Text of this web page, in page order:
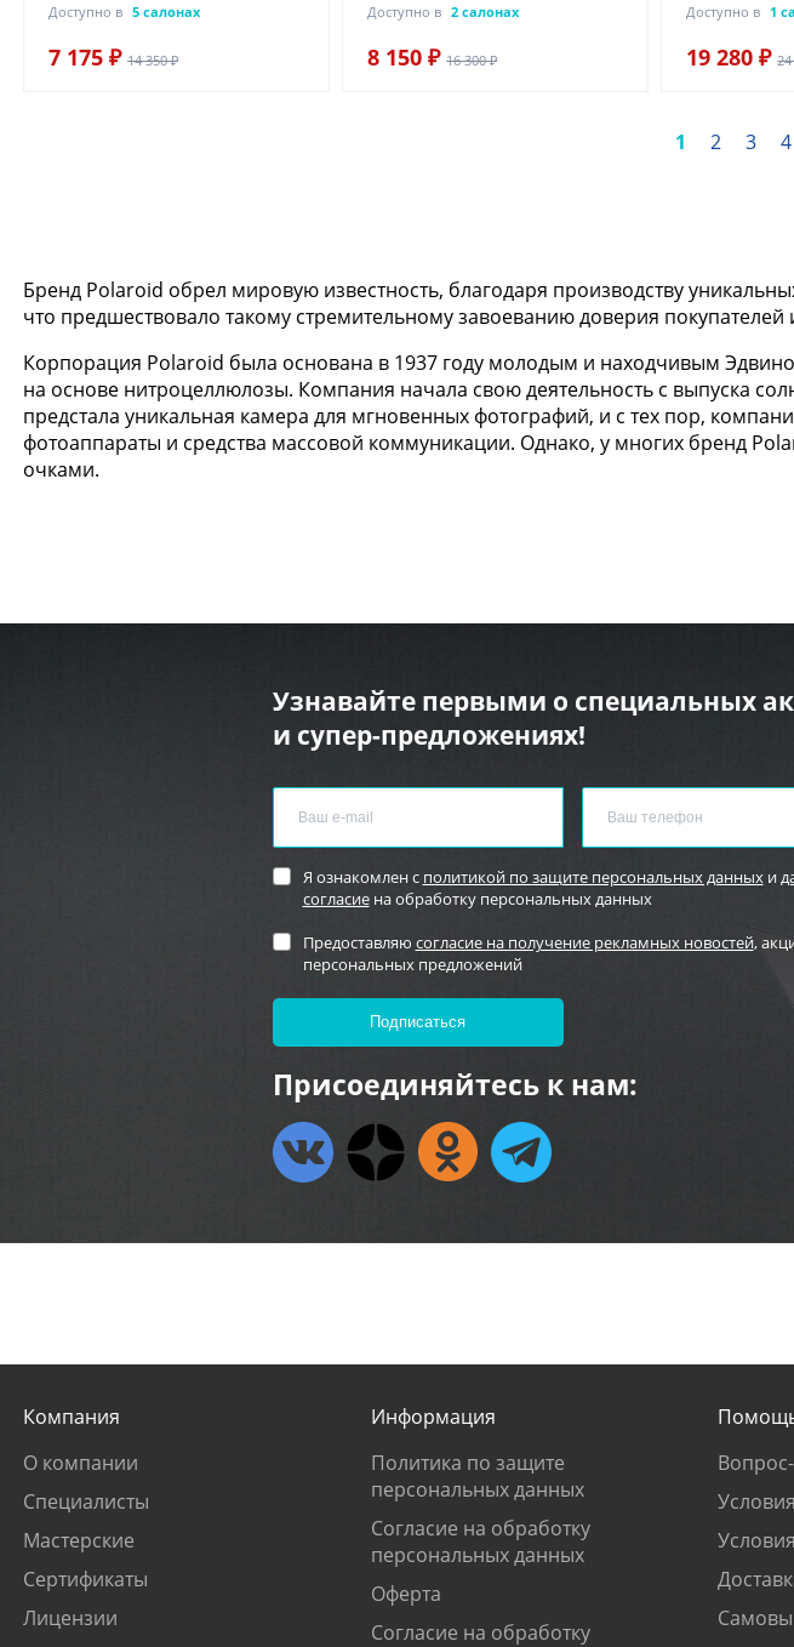
Доступно в 5 салонах
7 175 ₽ 14 350 ₽
Доступно в 2 салонах
8 150 ₽ 16 300 ₽
Доступно в 1
19 280 ₽
1 2 3 4
Бренд Polaroid обрел мировую известность, благодаря производству
что предшествовало такому стремительному завоеванию доверия покупателей
Корпорация Polaroid была основана в 1937 году молодым и находчивым
на основе нитроцеллюлозы. Компания начала свою деятельность с выпуска
предстала уникальная камера для мгновенных фотографий, и с тех пор,
фотоаппараты и средства массовой коммуникации. Однако, у многих бренд
очками.
Узнавайте первыми о специальных
и супер-предложениях!
Я ознакомлен с политикой по защите персональных данныхи
согласиена обработку персональных данных
Предоставляю согласие на получение рекламных новостей,
персональных предложений
Присоединяйтесь к нам:
Компания
О компании
Специалисты
Мастерские
Сертификаты
Лицензии
Информация
Политика по защите
персональных данных
Согласие на обработку
персональных данных
Оферта
Согласие на обработку